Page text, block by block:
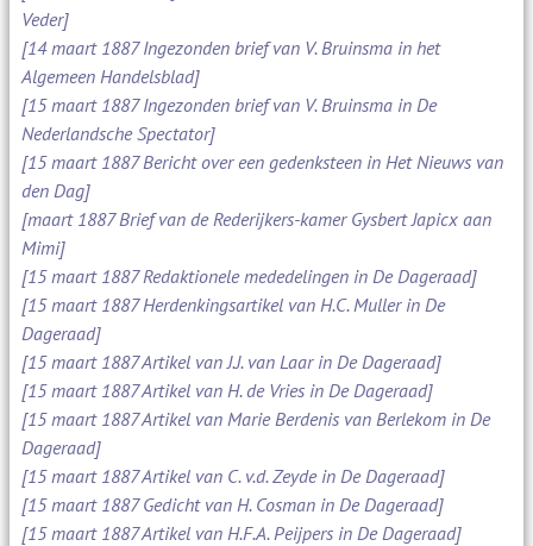
Veder]
[14 maart 1887 Ingezonden brief van V. Bruinsma in het
Algemeen Handelsblad]
[15 maart 1887 Ingezonden brief van V. Bruinsma in De
Nederlandsche Spectator]
[15 maart 1887 Bericht over een gedenksteen in Het Nieuws van
den Dag]
[maart 1887 Brief van de Rederijkers-kamer Gysbert Japicx aan
Mimi]
[15 maart 1887 Redaktionele mededelingen in De Dageraad]
[15 maart 1887 Herdenkingsartikel van H.C. Muller in De
Dageraad]
[15 maart 1887 Artikel van J.J. van Laar in De Dageraad]
[15 maart 1887 Artikel van H. de Vries in De Dageraad]
[15 maart 1887 Artikel van Marie Berdenis van Berlekom in De
Dageraad]
[15 maart 1887 Artikel van C. v.d. Zeyde in De Dageraad]
[15 maart 1887 Gedicht van H. Cosman in De Dageraad]
[15 maart 1887 Artikel van H.F.A. Peijpers in De Dageraad]